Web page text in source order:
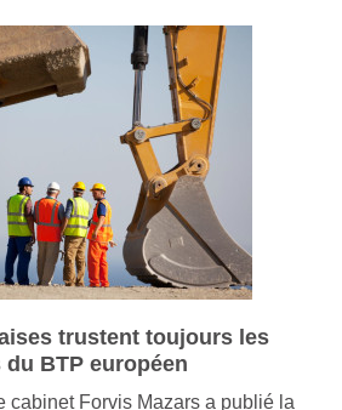
trustent toujours les
BTP européen
cabinet Forvis Mazars a publié la